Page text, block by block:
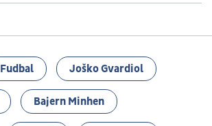
Fudbal Joško Gvardiol
Bajern Minhen